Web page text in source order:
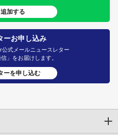
加する
ーお申し込み
式メールニュースレター
」をお届けします。
ーを申し込む